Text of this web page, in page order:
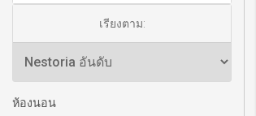
เรียงตาม:
ห้องนอน